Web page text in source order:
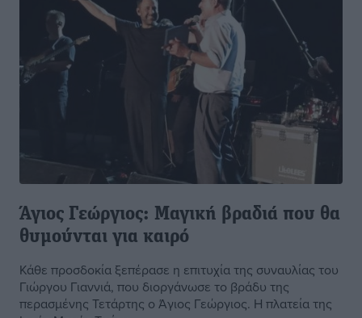
Άγιος Γεώργιος: Μαγική βραδιά που θα
θυμούνται για καιρό
Κάθε προσδοκία ξεπέρασε η επιτυχία της συναυλίας του
Γιώργου Γιαννιά, που διοργάνωσε το βράδυ της
περασμένης Τετάρτης ο Άγιος Γεώργιος. Η πλατεία της